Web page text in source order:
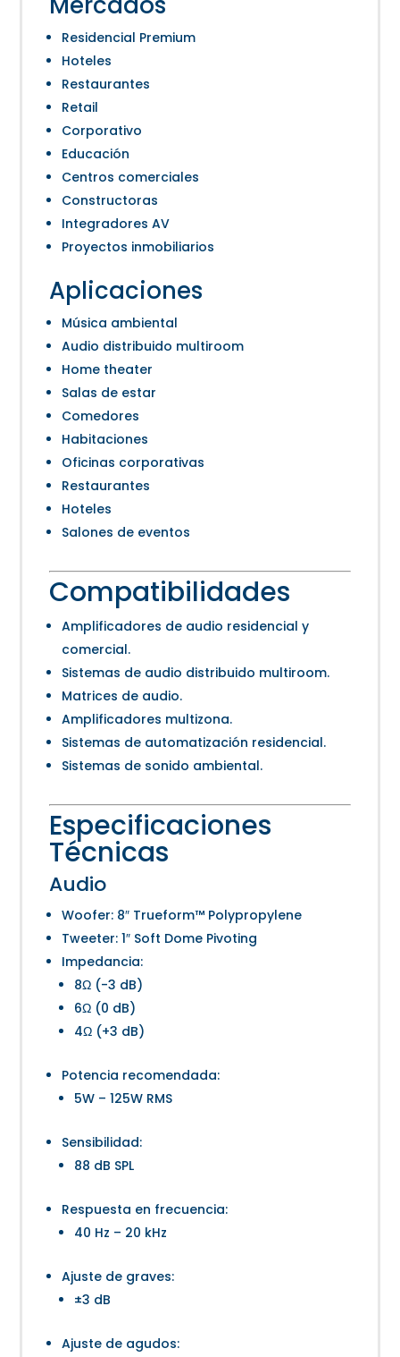
Residencial Premium
Hoteles
Restaurantes
Retail
Corporativo
Educación
Centros comerciales
Constructoras
Integradores AV
Proyectos inmobiliarios
Aplicaciones
Música ambiental
Audio distribuido multiroom
Home theater
Salas de estar
Comedores
Habitaciones
Oficinas corporativas
Restaurantes
Hoteles
Salones de eventos
Compatibilidades
Amplificadores de audio residencial y
comercial.
Sistemas de audio distribuido multiroom.
Matrices de audio.
Amplificadores multizona.
Sistemas de automatización residencial.
Sistemas de sonido ambiental.
Especificaciones
Técnicas
Audio
Woofer: 8″ Trueform™ Polypropylene
Tweeter: 1″ Soft Dome Pivoting
Impedancia:
8Ω (-3 dB)
6Ω (0 dB)
4Ω (+3 dB)
Potencia recomendada:
5W – 125W RMS
Sensibilidad:
88 dB SPL
Respuesta en frecuencia:
40 Hz – 20 kHz
Ajuste de graves:
±3 dB
Ajuste de agudos: